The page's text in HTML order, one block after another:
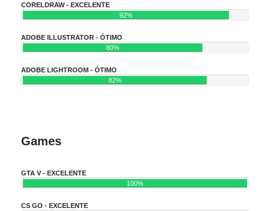
CORELDRAW - EXCELENTE
92%
ADOBE ILLUSTRATOR - ÓTIMO
80%
ADOBE LIGHTROOM - ÓTIMO
82%
Games
GTA V - EXCELENTE
100%
CS GO - EXCELENTE